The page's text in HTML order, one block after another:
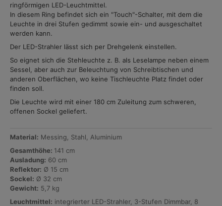
ringförmigen LED-Leuchtmittel.
In diesem Ring befindet sich ein "Touch"-Schalter, mit dem die
Leuchte in drei Stufen gedimmt sowie ein- und ausgeschaltet
werden kann.
Der LED-Strahler lässt sich per Drehgelenk einstellen.
So eignet sich die Stehleuchte z. B. als Leselampe neben einem
Sessel, aber auch zur Beleuchtung von Schreibtischen und
anderen Oberflächen, wo keine Tischleuchte Platz findet oder
finden soll.
Die Leuchte wird mit einer 180 cm Zuleitung zum schweren,
offenen Sockel geliefert.
Material: Messing, Stahl, Aluminium
Gesamthöhe: 141 cm
Ausladung: 60 cm
Reflektor: Ø 15 cm
Sockel: Ø 32 cm
Gewicht: 5,7 kg
Leuchtmittel: integrierter LED-Strahler, 3-Stufen Dimmbar, 8